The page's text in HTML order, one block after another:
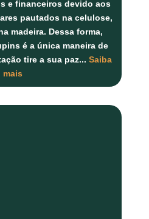
efinanceiros devido aos
pautados na celulose,
madeira. Dessa forma,
é a única maneira de
tire a sua paz... Saiba
mais